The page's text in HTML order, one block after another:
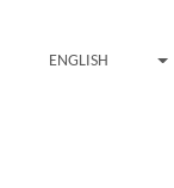
ENGLISH